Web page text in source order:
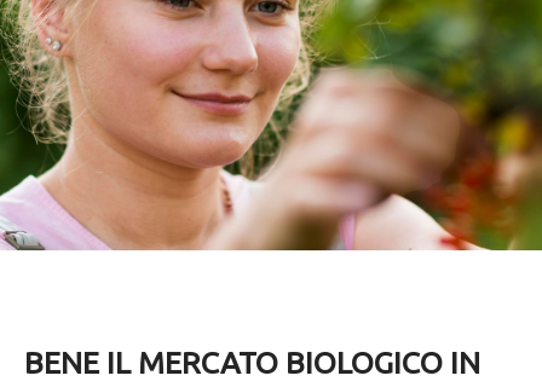
BENE IL MERCATO BIOLOGICO IN